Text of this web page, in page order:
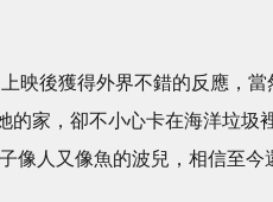
映後獲得外界不錯的反應，
家，卻不小心卡在海洋垃圾
像人又像魚的波兒，相信至今